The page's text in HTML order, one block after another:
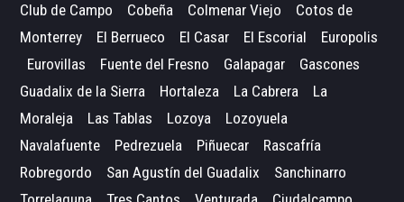
Club de Campo
Cobeña Colmenar Viejo
Cotos de
Monterrey
El Berrueco El Casar El Escorial
Europolis
Eurovillas
Fuente del Fresno Galapagar
Gascones
Guadalix de la Sierra
Hortaleza La Cabrera
La
Moraleja
Las Tablas Lozoya
Lozoyuela
Navalafuente
Pedrezuela Piñuecar
Rascafría
Robregordo
San Agustín del Guadalix
Sanchinarro